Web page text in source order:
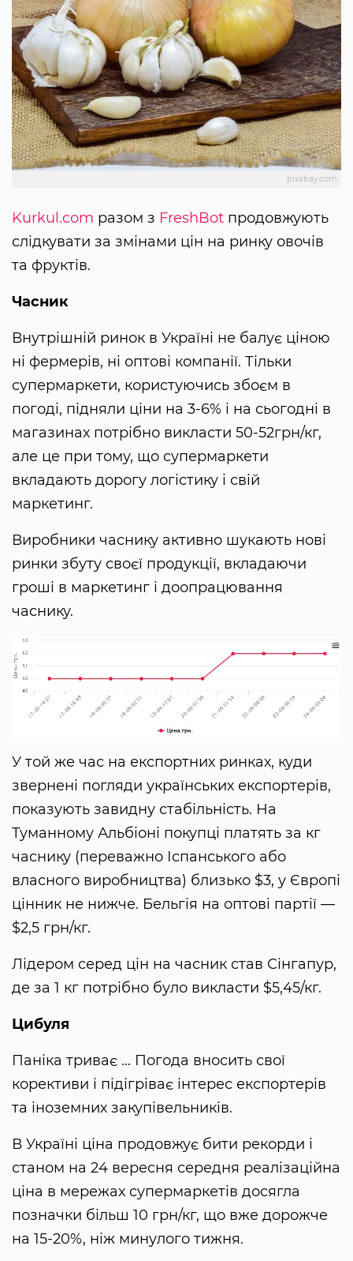
pixabay.com
Kurkul.com разом з FreshBot продовжують
слідкувати за змінами цін на ринку овочів
та фруктів.
Часник
Внутрішній ринок в Україні не балує ціною
ні фермерів, ні оптові компанії. Тільки
супермаркети, користуючись збоєм в
погоді, підняли ціни на 3-6% і на сьогодні в
магазинах потрібно викласти 50-52грн/кг,
але це при тому, що супермаркети
вкладають дорогу логістику і свій
маркетинг.
Виробники часнику активно шукають нові
ринки збуту своєї продукції, вкладаючи
гроші в маркетинг і доопрацювання
часнику.
У той же час на експортних ринках, куди
звернені погляди українських експортерів,
показують завидну стабільність. На
Туманному Альбіоні покупці платять за кг
часнику (переважно Іспанського або
власного виробництва) близько $3, у Європі
цінник не нижче. Бельгія на оптові партії —
$2,5 грн/кг.
Лідером серед цін на часник став Сінгапур,
де за 1 кг потрібно було викласти $5,45/кг.
Цибуля
Паніка триває ... Погода вносить свої
корективи і підігріває інтерес експортерів
та іноземних закупівельників.
В Україні ціна продовжує бити рекорди і
станом на 24 вересня середня реалізаційна
ціна в мережах супермаркетів досягла
позначки більш 10 грн/кг, що вже дорожче
на 15-20%, ніж минулого тижня.